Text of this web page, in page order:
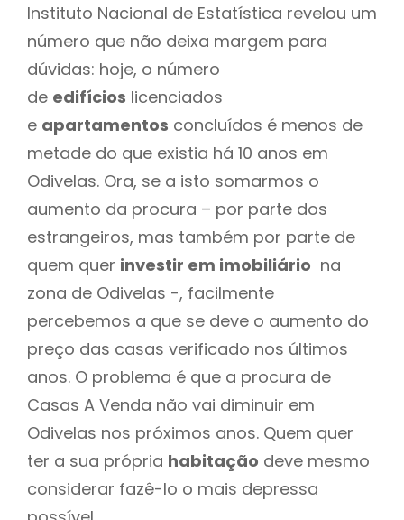
Instituto Nacional de Estatística revelou um
número que não deixa margem para
dúvidas: hoje, o número
de edifícios licenciados
e apartamentos concluídos é menos de
metade do que existia há 10 anos em
Odivelas. Ora, se a isto somarmos o
aumento da procura – por parte dos
estrangeiros, mas também por parte de
quem quer investir em imobiliário na
zona de Odivelas -, facilmente
percebemos a que se deve o aumento do
preço das casas verificado nos últimos
anos. O problema é que a procura de
Casas A Venda não vai diminuir em
Odivelas nos próximos anos. Quem quer
ter a sua própria habitação deve mesmo
considerar fazê-lo o mais depressa